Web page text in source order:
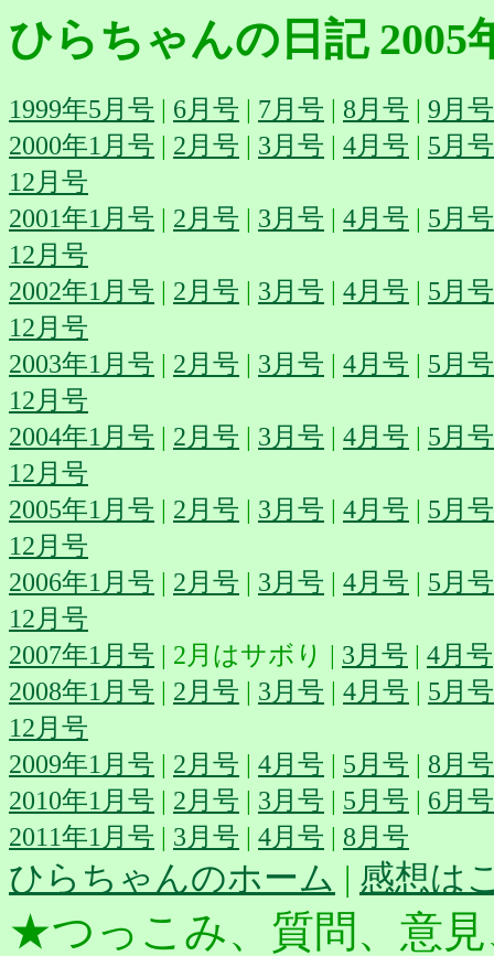
ひらちゃんの日記 2005
1999年5月号 | 6月号 | 7月号 | 8月号 | 9月号
2000年1月号 | 2月号 | 3月号 | 4月号 | 5月号
12月号
2001年1月号 | 2月号 | 3月号 | 4月号 | 5月号
12月号
2002年1月号 | 2月号 | 3月号 | 4月号 | 5月号
12月号
2003年1月号 | 2月号 | 3月号 | 4月号 | 5月号
12月号
2004年1月号 | 2月号 | 3月号 | 4月号 | 5月号
12月号
2005年1月号 | 2月号 | 3月号 | 4月号 | 5月号
12月号
2006年1月号 | 2月号 | 3月号 | 4月号 | 5月号
12月号
2007年1月号 | 2月はサボり | 3月号 | 4月号
2008年1月号 | 2月号 | 3月号 | 4月号 | 5月号
12月号
2009年1月号 | 2月号 | 4月号 | 5月号 | 8月号
2010年1月号 | 2月号 | 3月号 | 5月号 | 6月号
2011年1月号 | 3月号 | 4月号 | 8月号
ひらちゃんのホーム | 感想は
★つっこみ、質問、意